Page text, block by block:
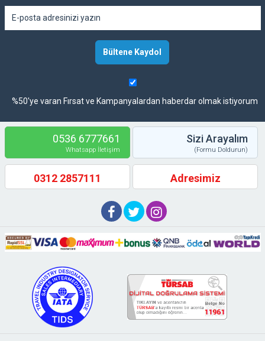
%50'ye varan Fırsat ve Kampanyalardan haberdar olmak istiyorum
0536 6777661
Whatsapp İletişim
Sizi Arayalım
(Formu Doldurun)
0312 2857111 Adresimiz